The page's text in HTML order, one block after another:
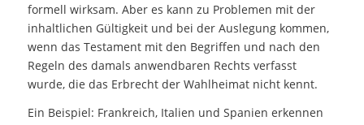
formell wirksam. Aber es kann zu Problemen mit der
inhaltlichen Gültigkeit und bei der Auslegung kommen,
wenn das Testament mit den Begriffen und nach den
Regeln des damals anwendbaren Rechts verfasst
wurde, die das Erbrecht der Wahlheimat nicht kennt.
Ein Beispiel: Frankreich, Italien und Spanien erkennen